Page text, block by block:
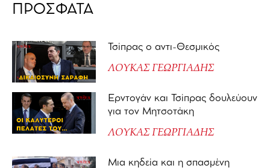
ΠΡΟΣΦΑΤΑ
Τσίπρας ο αντι-Θεσμικός
ΛΟΥΚΑΣ ΓΕΩΡΓΙΑΔΗΣ
Ερντογάν και Τσίπρας δουλεύουν
για τον Μητσοτάκη
ΛΟΥΚΑΣ ΓΕΩΡΓΙΑΔΗΣ
Μια κηδεία και η σπασμένη